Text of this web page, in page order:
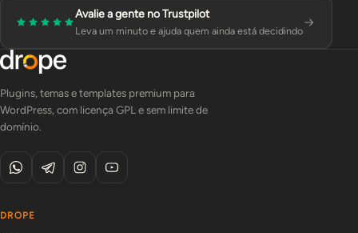
Avalie a gente no Trustpilot
Leva um minuto e ajuda quem ainda está decidindo
Plugins, temas e templates premium para
WordPress, com licença GPL e sem limite de
domínio.
DROPE